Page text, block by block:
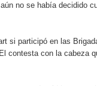
no se había decidido
si participó en las
contesta con la cabeza